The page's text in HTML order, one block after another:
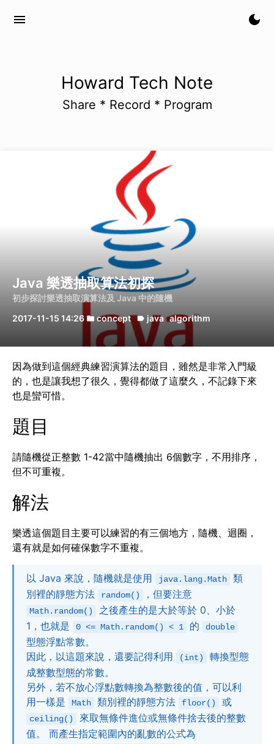
menu dark_mode
Howard Tech Note
Share * Record * Program
Java 樂透抽取算法初探
初步探討樂透抽取演算法及 Java 中的隨機
2017-11-15 14:26 folder concept label java algorithm
因為做到這個經典練習演算法的題目，雖然是非常入門級
的，也是讓我想了很久，覺得都做了這麼久，不記錄下來
也是蠻可惜。
題目
請隨機從正整數 1-42當中隨機抽出 6個數字，不用排序，
但不可重複。
解法
樂透這個題目主要可以練習的有三個地方，隨機、迴圈，
還有就是如何確保數字不重複。
以 Java 來說，隨機就是使用 java.lang.Math
類
別裡的靜態方法
random() ，但要注意
Math.random()
之後產生的是大於等於 0、小於
1，也就是
0 <= Math.random() < 1 的 double
型態浮點常數。
因此，以這題來說，還要記得利用
(int)
轉換型態
成整數型態的常數。
另外，若不放心浮點數轉換為整數後的值，可以利
用一樣是
Math 類別裡的靜態方法 floor() 或
ceiling()
來取無條件進位或無條件捨去後的整數
值。 而產生指定範圍內的亂數的公式為